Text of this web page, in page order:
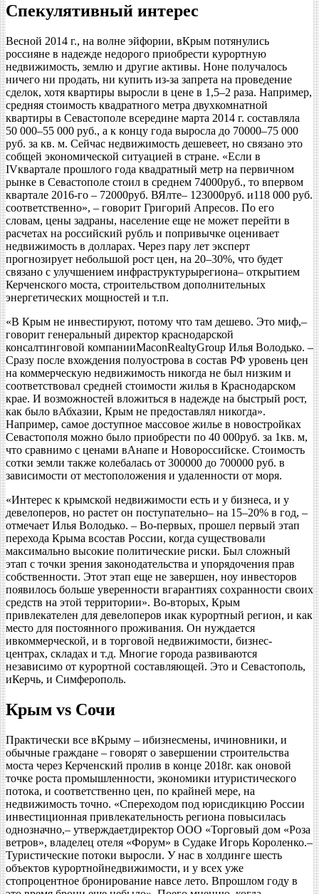
Спекулятивный интерес
Весной 2014 г., на волне эйфории, вКрым потянулись
россияне в надежде недорого приобрести курортную
недвижимость, землю и другие активы. Ноне получалось
ничего ни продать, ни купить из-за запрета на проведение
сделок, хотя квартиры выросли в цене в 1,5–2 раза. Например,
средняя стоимость квадратного метра двухкомнатной
квартиры в Севастополе всередине марта 2014 г. составляла
50 000–55 000 руб., а к концу года выросла до 70000–75 000
руб. за кв. м. Сейчас недвижимость дешевеет, но связано это
собщей экономической ситуацией в стране. «Если в
IVквартале прошлого года квадратный метр на первичном
рынке в Севастополе стоил в среднем 74000руб., то впервом
квартале 2016-го – 72000руб. ВЯлте– 123000руб. и118 000 руб.
соответственно», – говорит Григорий Апресов. По его
словам, цены задраны, население еще не может перейти в
расчетах на российский рубль и попривычке оценивает
недвижимость в долларах. Через пару лет эксперт
прогнозирует небольшой рост цен, на 20–30%, что будет
связано с улучшением инфраструктурырегиона– открытием
Керченского моста, строительством дополнительных
энергетических мощностей и т.п.
«В Крым не инвестируют, потому что там дешево. Это миф,–
говорит генеральный директор краснодарской
консалтинговой компанииMaconRealtyGroup Илья Володько. –
Сразу после вхождения полуострова в состав РФ уровень цен
на коммерческую недвижимость никогда не был низким и
соответствовал средней стоимости жилья в Краснодарском
крае. И возможностей вложиться в надежде на быстрый рост,
как было вАбхазии, Крым не предоставлял никогда».
Например, самое доступное массовое жилье в новостройках
Севастополя можно было приобрести по 40 000руб. за 1кв. м,
что сравнимо с ценами вАнапе и Новороссийске. Стоимость
сотки земли также колебалась от 300000 до 700000 руб. в
зависимости от местоположения и удаленности от моря.
«Интерес к крымской недвижимости есть и у бизнеса, и у
девелоперов, но растет он поступательно– на 15–20% в год, –
отмечает Илья Володько. – Во-первых, прошел первый этап
перехода Крыма всостав России, когда существовали
максимально высокие политические риски. Был сложный
этап с точки зрения законодательства и упорядочения прав
собственности. Этот этап еще не завершен, ноу инвесторов
появилось больше уверенности вгарантиях сохранности своих
средств на этой территории». Во-вторых, Крым
привлекателен для девелоперов икак курортный регион, и как
место для постоянного проживания. Он нуждается
ивкоммерческой, и в торговой недвижимости, бизнес-
центрах, складах и т.д. Многие города развиваются
независимо от курортной составляющей. Это и Севастополь,
иКерчь, и Симферополь.
Крым vs Сочи
Практически все вКрыму – ибизнесмены, ичиновники, и
обычные граждане – говорят о завершении строительства
моста через Керченский пролив в конце 2018г. как оновой
точке роста промышленности, экономики итуристического
потока, и соответственно цен, по крайней мере, на
недвижимость точно. «Спереходом под юрисдикцию России
инвестиционная привлекательность региона повысилась
однозначно,– утверждаетдиректор ООО «Торговый дом «Роза
ветров», владелец отеля «Форум» в Судаке Игорь Короленко.–
Туристические потоки выросли. У нас в холдинге шесть
объектов курортнойнедвижимости, и у всех уже
стопроцентное бронирование навсе лето. Впрошлом году в